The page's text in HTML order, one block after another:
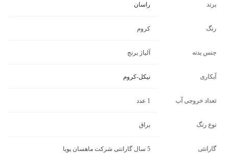
برند راسان
رنگ کروم
جنس بدنه آلیاژ برنج
آبکاری نیکل-کروم
تعداد خروجی آب 1 عدد
نوع رنگ براق
گارانتی 5 سال گارانتی شرکت ماهسان پویا